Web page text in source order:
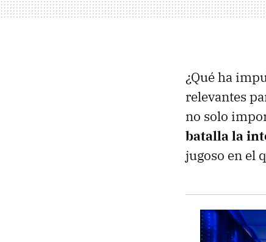
¿Qué ha
relevantes
no solo
batalla la
jugoso en el